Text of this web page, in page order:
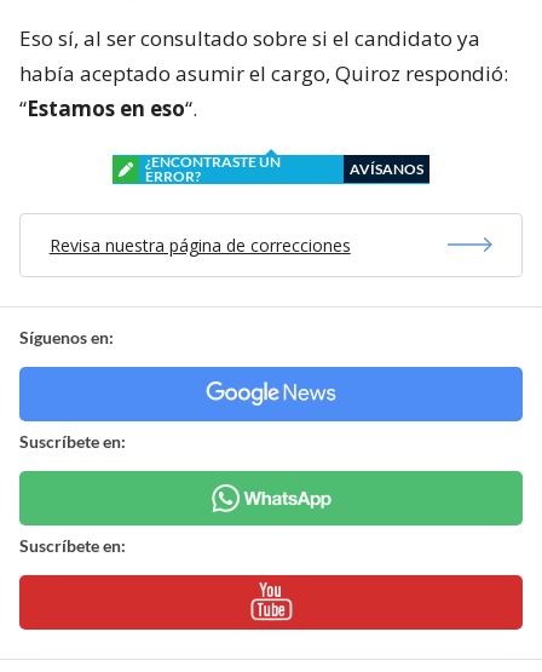
Eso sí, al ser consultado sobre si el candidato ya
había aceptado asumir el cargo, Quiroz respondió:
“Estamos en eso“.
¿ENCONTRASTE UN
ERROR?
AVÍSANOS
Revisa nuestra página de correcciones
Síguenos en:
Suscríbete en:
Suscríbete en: